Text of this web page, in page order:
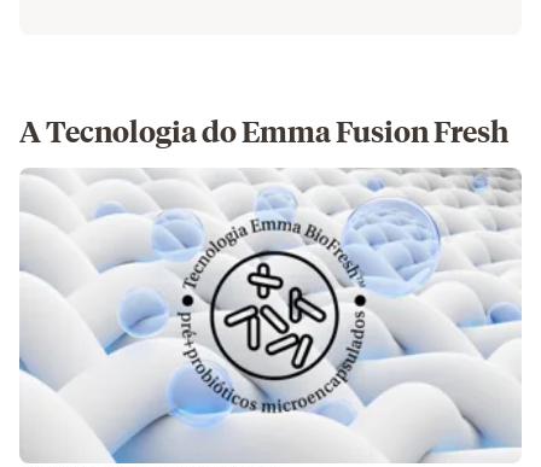
A Tecnologia do Emma Fusion Fresh